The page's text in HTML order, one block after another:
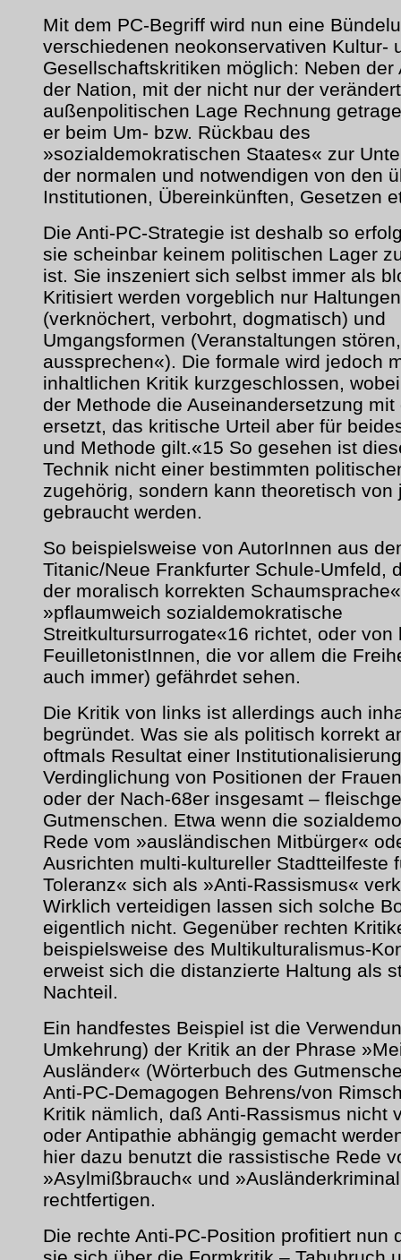
Mit dem PC-Begriff wird nun eine
verschiedenen neokonservativen Kultur-
Gesellschaftskritiken möglich: Neben der
der Nation, mit der nicht nur der
außenpolitischen Lage Rechnung
er beim Um- bzw. Rückbau des
»sozialdemokratischen Staates« zur
der normalen und notwendigen von den
Institutionen, Übereinkünften, Gesetzen
Die Anti-PC-Strategie ist deshalb so
sie scheinbar keinem politischen Lager
ist. Sie inszeniert sich selbst immer als
Kritisiert werden vorgeblich nur Haltungen
(verknöchert, verbohrt, dogmatisch) und
Umgangsformen (Veranstaltungen
aussprechen«). Die formale wird jedoch
inhaltlichen Kritik kurzgeschlossen,
der Methode die Auseinandersetzung mit
ersetzt, das kritische Urteil aber für
und Methode gilt.«15 So gesehen ist
Technik nicht einer bestimmten
zugehörig, sondern kann theoretisch von
gebraucht werden.
So beispielsweise von AutorInnen aus
Titanic/Neue Frankfurter Schule-Umfeld,
der moralisch korrekten
»pflaumweich sozialdemokratische
Streitkultursurrogate«16 richtet, oder von
FeuilletonistInnen, die vor allem die
auch immer) gefährdet sehen.
Die Kritik von links ist allerdings auch
begründet. Was sie als politisch korrekt
oftmals Resultat einer
Verdinglichung von Positionen der
oder der Nach-68er insgesamt –
Gutmenschen. Etwa wenn die
Rede vom »ausländischen Mitbürger«
Ausrichten multi-kultureller Stadtteilfeste
Toleranz« sich als »Anti-Rassismus«
Wirklich verteidigen lassen sich solche
eigentlich nicht. Gegenüber rechten
beispielsweise des Multikulturalismus-
erweist sich die distanzierte Haltung als
Nachteil.
Ein handfestes Beispiel ist die
Umkehrung) der Kritik an der Phrase
Ausländer« (Wörterbuch des
Anti-PC-Demagogen Behrens/von
Kritik nämlich, daß Anti-Rassismus nicht
oder Antipathie abhängig gemacht
hier dazu benutzt die rassistische Rede
»Asylmißbrauch« und
rechtfertigen.
Die rechte Anti-PC-Position profitiert nun